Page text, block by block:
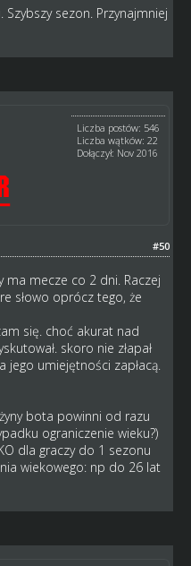
sezon. Przynajmniej
Liczba postów: 546
Liczba wątków: 22
Dołączył: Nov 2016
#50
mecze co 2 dni. Raczej
słowo oprócz tego, że
się. choć akurat nad
skoro nie złapał
jego umiejętności zapłacą.
bota powinni od razu
ograniczenie wieku?)
dla graczy do 1 sezonu
wiekowego: np do 26 lat